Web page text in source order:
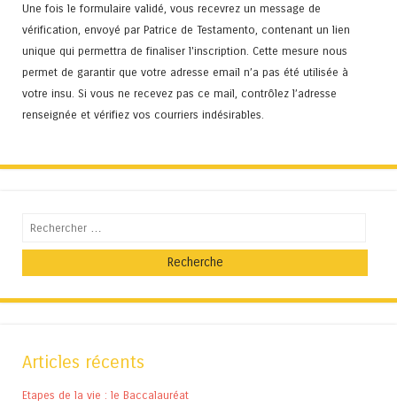
Une fois le formulaire validé, vous recevrez un message de
vérification, envoyé par Patrice de Testamento, contenant un lien
unique qui permettra de finaliser l'inscription. Cette mesure nous
permet de garantir que votre adresse email n’a pas été utilisée à
votre insu. Si vous ne recevez pas ce mail, contrôlez l’adresse
renseignée et vérifiez vos courriers indésirables.
Recherche
Articles récents
Etapes de la vie : le Baccalauréat